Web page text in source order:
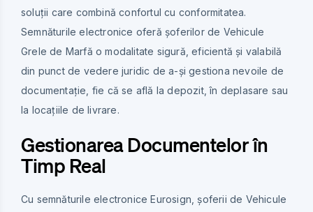
soluții care combină confortul cu conformitatea.
Semnăturile electronice oferă șoferilor de Vehicule
Grele de Marfă o modalitate sigură, eficientă și valabilă
din punct de vedere juridic de a-și gestiona nevoile de
documentație, fie că se află la depozit, în deplasare sau
la locațiile de livrare.
Gestionarea Documentelor în
Timp Real
Cu semnăturile electronice Eurosign, șoferii de Vehicule